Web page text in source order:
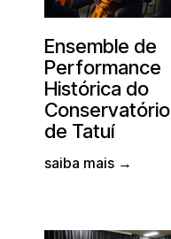
Ensemble de
Performance
Histórica do
Conservatório
de Tatuí
saiba mais →